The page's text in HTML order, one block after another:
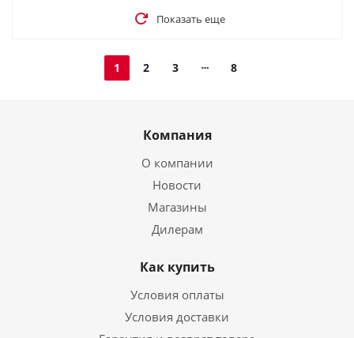
Показать еще
1 2 3 8
Компания
О компании
Новости
Магазины
Дилерам
Как купить
Условия оплаты
Условия доставки